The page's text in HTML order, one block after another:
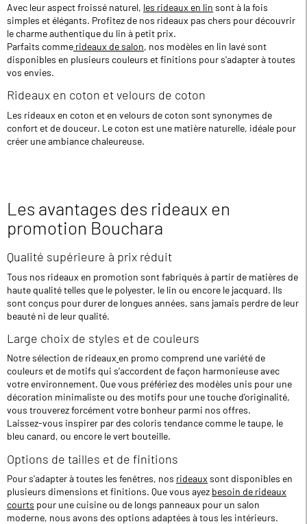
Avec leur aspect froissé naturel, les rideaux en lin sont à la fois
simples et élégants. Profitez de nos rideaux pas chers pour découvrir
le charme authentique du lin à petit prix.
Parfaits comme rideaux de salon, nos modèles en lin lavé sont
disponibles en plusieurs couleurs et finitions pour s'adapter à toutes
vos envies.
Rideaux en coton et velours de coton
Les rideaux en coton et en velours de coton sont synonymes de
confort et de douceur. Le coton est une matière naturelle, idéale pour
créer une ambiance chaleureuse.
Les avantages des rideaux en
promotion Bouchara
Qualité supérieure à prix réduit
Tous nos rideaux en promotion sont fabriqués à partir de matières de
haute qualité telles que le polyester, le lin ou encore le jacquard. Ils
sont conçus pour durer de longues années, sans jamais perdre de leur
beauté ni de leur qualité.
Large choix de styles et de couleurs
Notre sélection de rideaux en promo comprend une variété de
couleurs et de motifs qui s’accordent de façon harmonieuse avec
votre environnement. Que vous préfériez des modèles unis pour une
décoration minimaliste ou des motifs pour une touche d'originalité,
vous trouverez forcément votre bonheur parmi nos offres.
Laissez-vous inspirer par des coloris tendance comme le taupe, le
bleu canard, ou encore le vert bouteille.
Options de tailles et de finitions
Pour s'adapter à toutes les fenêtres, nos rideauxsont disponibles en
plusieurs dimensions et finitions. Que vous ayez besoin de rideaux
courts pour une cuisine ou de longs panneaux pour un salon
moderne, nous avons des options adaptées à tous les intérieurs.